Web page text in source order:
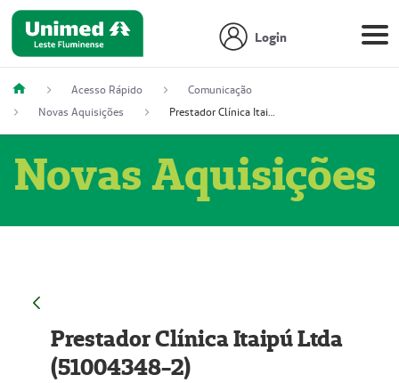
Login
Acesso Rápido
Comunicação
Novas Aquisições
Prestador Clínica Itaipú Ltda (51004348-2)
Novas Aquisições
Prestador Clínica Itaipú Ltda
(51004348-2)